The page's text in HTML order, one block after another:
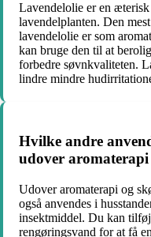
Lavendelolie er en
lavendelplanten. Den
lavendelolie er som
kan bruge den til at
forbedre søvnkvaliteten.
lindre mindre
Hvilke andre
udover
Udover aromaterapi og
også anvendes i
insektmiddel. Du kan
rengøringsvand for at få